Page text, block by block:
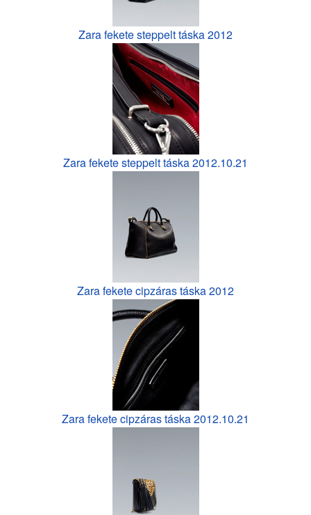
Zara fekete steppelt táska 2012
Zara fekete steppelt táska 2012.10.21
Zara fekete cipzáras táska 2012
Zara fekete cipzáras táska 2012.10.21